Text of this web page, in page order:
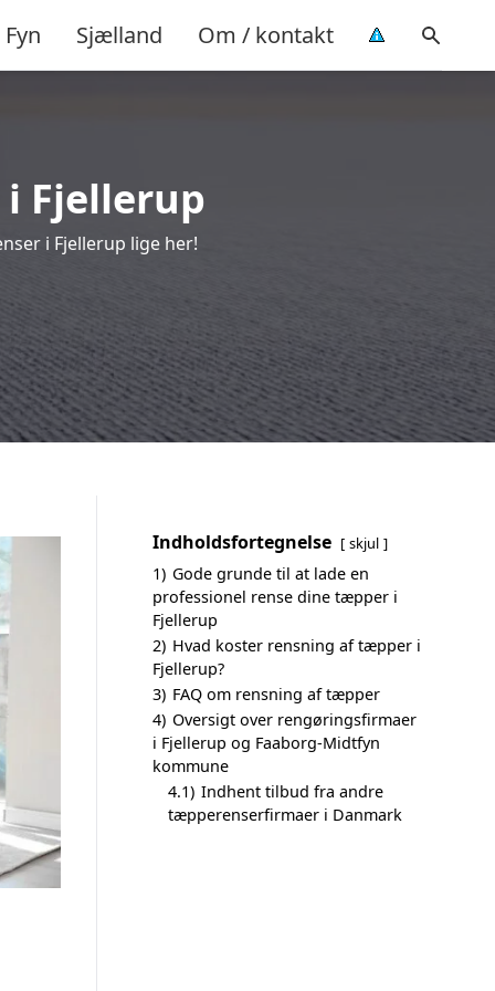
Fyn Sjælland Om / kontakt
Fjellerup
i Fjellerup lige her!
Indholdsfortegnelse skjul
1) Gode grunde til at lade en
professionel rense dine tæpper i
Fjellerup
2) Hvad koster rensning af tæpper i
Fjellerup?
3) FAQ om rensning af tæpper
4) Oversigt over rengøringsfirmaer
i Fjellerup og Faaborg-Midtfyn
kommune
4.1) Indhent tilbud fra andre
tæpperenserfirmaer i Danmark